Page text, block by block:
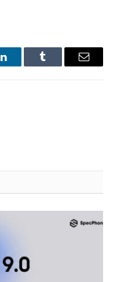
LinkedInTumblr Email